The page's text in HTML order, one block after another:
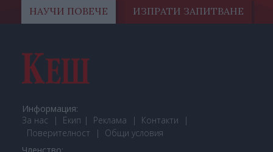
НАУЧИ ПОВЕЧЕ ИЗПРАТИ ЗАПИТВАНЕ
Информация:
За нас
Екип Реклама
Контакти
Поверителност
Общи условия
Членство: